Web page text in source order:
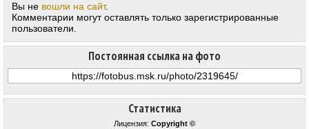
Статистика
Лицензия: Copyright ©
Постоянная ссылка на фото
Вы не вошли на сайт.
Комментарии могут оставлять только зарегистрированные
пользователи.